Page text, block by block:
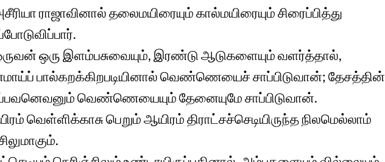
ராஜாவினால் தலைமயிரையும் கால்மயிரையும் சிரைப்பித்து
ஒரு இளம்பசுவையும், இரண்டு ஆடுகளையும் வளர்த்தால்,
பால்கறக்கிறபடியினால் வெண்ணெயைச் சாப்பிடுவான்; தேசத்தின்
வெண்ணெயையும் தேனையுமே சாப்பிடுவான்.
வெள்ளிக்காசு பெறும் ஆயிரம் திராட்சச்செடியிருந்த நிலமெல்லாம்